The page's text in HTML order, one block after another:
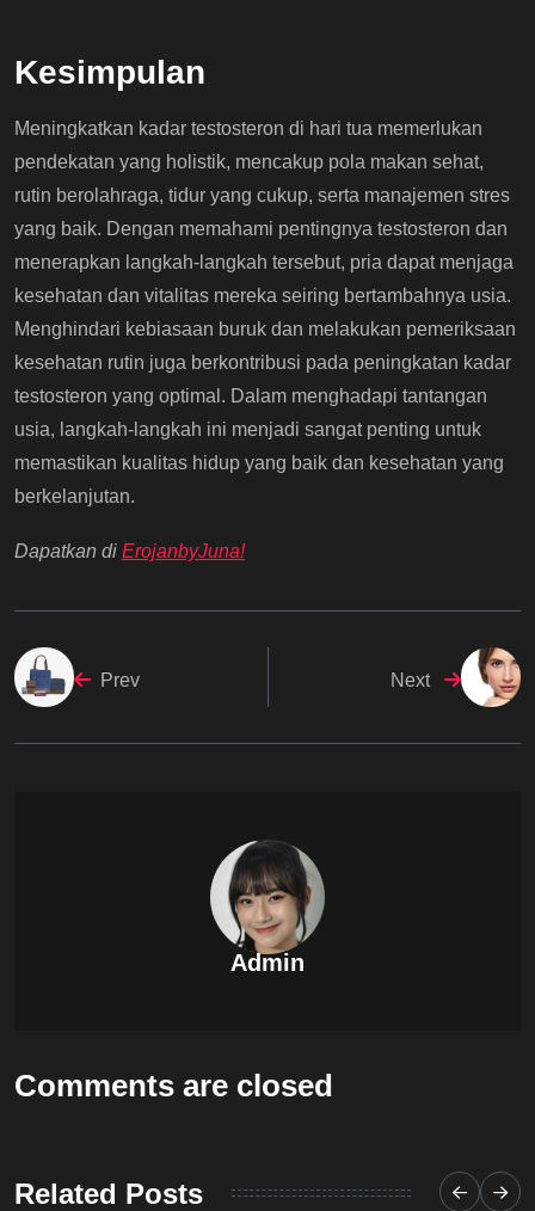
Kesimpulan
Meningkatkan kadar testosteron di hari tua memerlukan
pendekatan yang holistik, mencakup pola makan sehat,
rutin berolahraga, tidur yang cukup, serta manajemen stres
yang baik. Dengan memahami pentingnya testosteron dan
menerapkan langkah-langkah tersebut, pria dapat menjaga
kesehatan dan vitalitas mereka seiring bertambahnya usia.
Menghindari kebiasaan buruk dan melakukan pemeriksaan
kesehatan rutin juga berkontribusi pada peningkatan kadar
testosteron yang optimal. Dalam menghadapi tantangan
usia, langkah-langkah ini menjadi sangat penting untuk
memastikan kualitas hidup yang baik dan kesehatan yang
berkelanjutan.
Dapatkan di ErojanbyJuna!
Prev Next
Admin
Comments are closed
Related Posts